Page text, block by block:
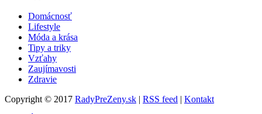
Domácnosť
Lifestyle
Móda a krása
Tipy a triky
Vzťahy
Zaujímavosti
Zdravie
Copyright © 2017 RadyPreZeny.sk | RSS feed | Kontakt